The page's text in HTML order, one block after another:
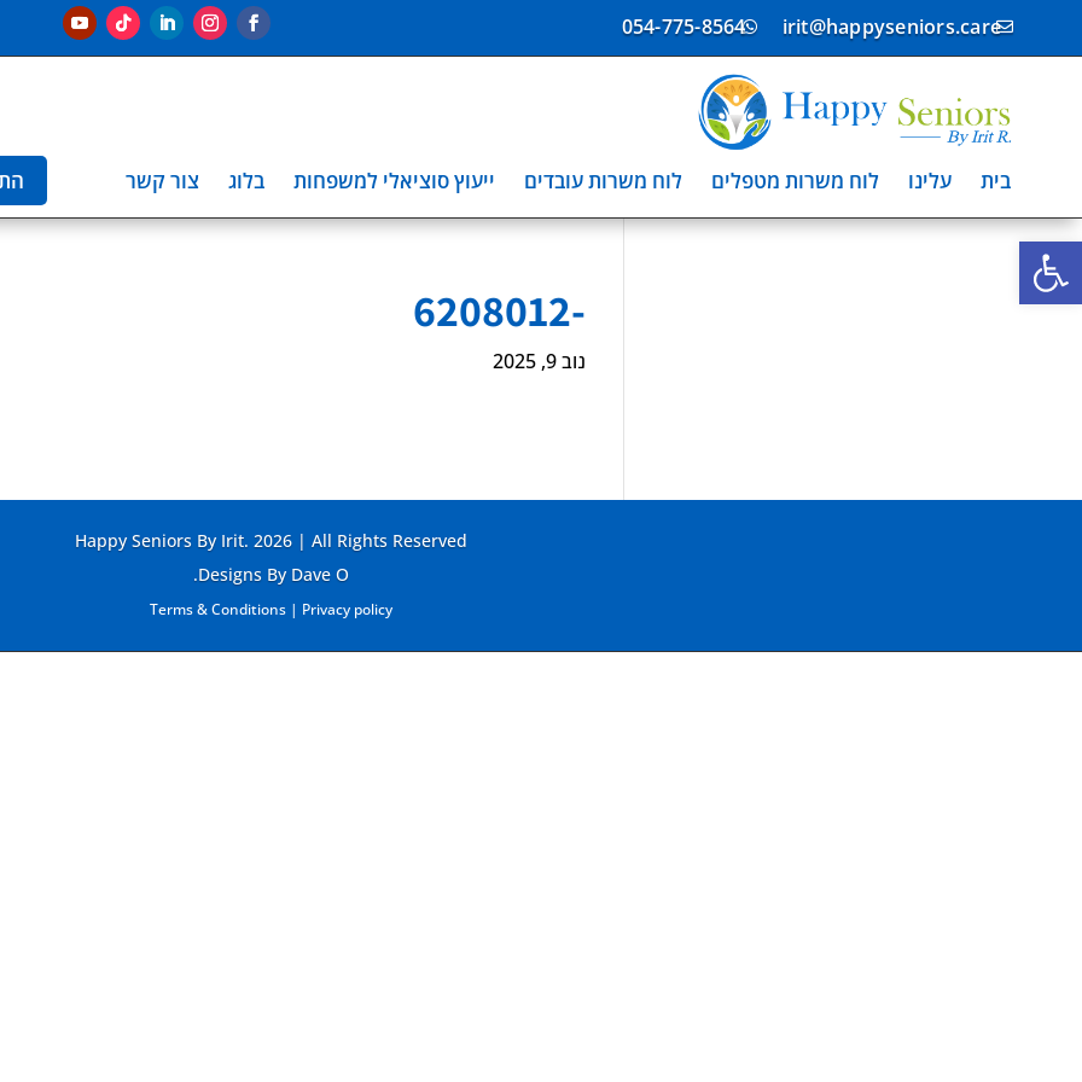
פתח סרגל נגישות

irit@happyseniors.care

054-775-8564
בית עלינו לוח משרות מטפלים לוח משרות עובדים ייעוץ סוציאלי למשפחות בלוג צור קשר
-6208012
נוב 9, 2025
Happy Seniors By Irit. 2026 | All Rights Reserved
Designs By Dave O.
Terms & Conditions| Privacy policy